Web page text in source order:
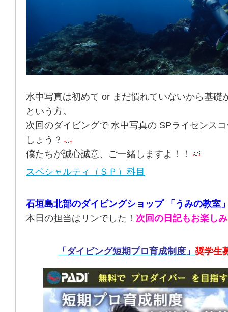
水中写真は初めて or まだ慣れていないから基礎
という方。
次回のダイビングで 水中写真の SPライセンス
しょう？
僕たちが誠心誠意、ご一緒しますよ！！
スペシャルティ（ＳＰ）科目
石垣島北部のダイビングショップ 「うみの教室
本日の担当はリンでした！ 次回の日記もお楽し
「ダイビング短期プロ育成制度」 奨学生